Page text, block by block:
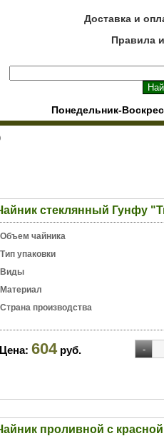
Доставка и
Правила
Понедельник-
стеклянный Гунфу
Объем чайника
Тип упаковки
Виды
Материал
Страна производства
Цена: 604 руб.
проливной с